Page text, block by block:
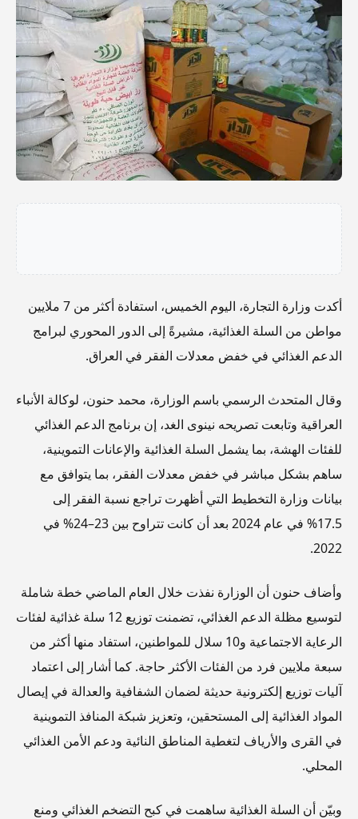
أكدت وزارة التجارة، اليوم الخميس، استفادة أكثر من 7 ملايين
مواطن من السلة الغذائية، مشيرةً إلى الدور المحوري لبرامج
الدعم الغذائي في خفض معدلات الفقر في العراق.
وقال المتحدث الرسمي باسم الوزارة، محمد حنون، لوكالة الأنباء
العراقية وتابعت تصريحه نينوى الغد، إن برنامج الدعم الغذائي
للفئات الهشة، بما يشمل السلة الغذائية والإعانات التموينية،
ساهم بشكل مباشر في خفض معدلات الفقر، بما يتوافق مع
بيانات وزارة التخطيط التي أظهرت تراجع نسبة الفقر إلى
17.5% في عام 2024 بعد أن كانت تتراوح بين 23–24% في
2022.
وأضاف حنون أن الوزارة نفذت خلال العام الماضي خطة شاملة
لتوسيع مظلة الدعم الغذائي، تضمنت توزيع 12 سلة غذائية لفئات
الرعاية الاجتماعية و10 سلال للمواطنين، استفاد منها أكثر من
سبعة ملايين فرد من الفئات الأكثر حاجة. كما أشار إلى اعتماد
آليات توزيع إلكترونية حديثة لضمان الشفافية والعدالة في إيصال
المواد الغذائية إلى المستحقين، وتعزيز شبكة المنافذ التموينية
في القرى والأرياف لتغطية المناطق النائية ودعم الأمن الغذائي
المحلي.
وبيّن أن السلة الغذائية ساهمت في كبح التضخم الغذائي ومنع